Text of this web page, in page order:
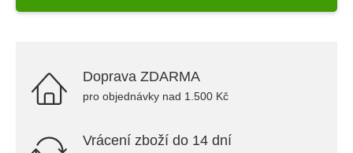
Doprava ZDARMA
pro objednávky nad 1.500 Kč
Vrácení zboží do 14 dní